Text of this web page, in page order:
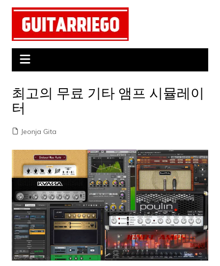
Skip
content
최고의 무료 기타 앰프 시뮬레이
터
Jeonja Gita